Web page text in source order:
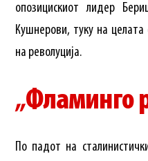
опозицискиот лидер
Кушнерови, туку на целата
на револуција.
„Фламинго
По падот на